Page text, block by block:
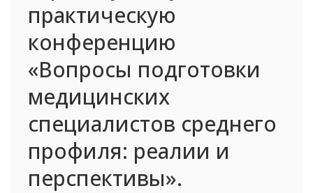
практическую
конференцию
«Вопросы подготовки
медицинских
специалистов среднего
профиля: реалии и
перспективы».